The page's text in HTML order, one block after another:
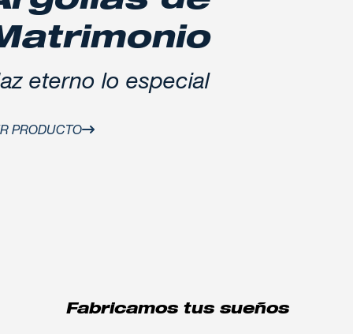
eterno lo especial
PRODUCTO
Fabricamos tus sueños